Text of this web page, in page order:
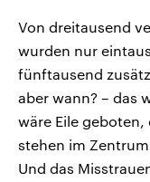
Von dreitausend
wurden nur
fünftausend
aber wann? – das
wäre Eile
stehen im
Und das